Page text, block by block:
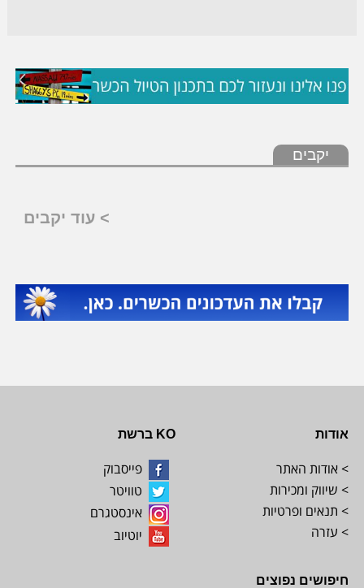
יקבים
> עוד יקבים
אודות
> אודות האתר
> שיווק ומכירות
> תנאים ופרטיות
> עזרה
KO ברשת
פייסבוק
טוויטר
אינסטגרם
יוטיוב
חיפושים נפוצים